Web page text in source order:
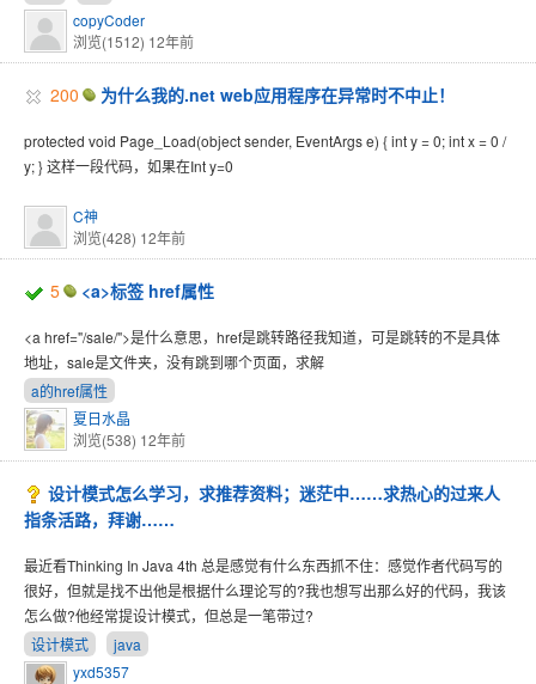
copyCoder
浏览(1512) 12年前
200 为什么我的.net web应用程序在异常时不中止！
protected void Page_Load(object sender, EventArgs e) { int y = 0; int x = 0 /
y; } 这样一段代码，如果在Int y=0
C神
浏览(428) 12年前
5 <a>标签 href属性
<a href="/sale/">是什么意思，href是跳转路径我知道，可是跳转的不是具体
地址，sale是文件夹，没有跳到哪个页面，求解
a的href属性
夏日水晶
浏览(538) 12年前
设计模式怎么学习，求推荐资料；迷茫中……求热心的过来人
指条活路，拜谢……
最近看Thinking In Java 4th 总是感觉有什么东西抓不住：感觉作者代码写的
很好，但就是找不出他是根据什么理论写的?我也想写出那么好的代码，我该
怎么做?他经常提设计模式，但总是一笔带过?
设计模式
java
yxd5357